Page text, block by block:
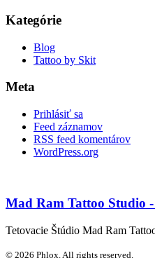
Kategórie
Blog
Tattoo by Skit
Meta
Prihlásiť sa
Feed záznamov
RSS feed komentárov
WordPress.org
Mad Ram Tattoo Studio
Tetovacie Štúdio Mad Ram
© 2026 Phlox. All rights reserved.